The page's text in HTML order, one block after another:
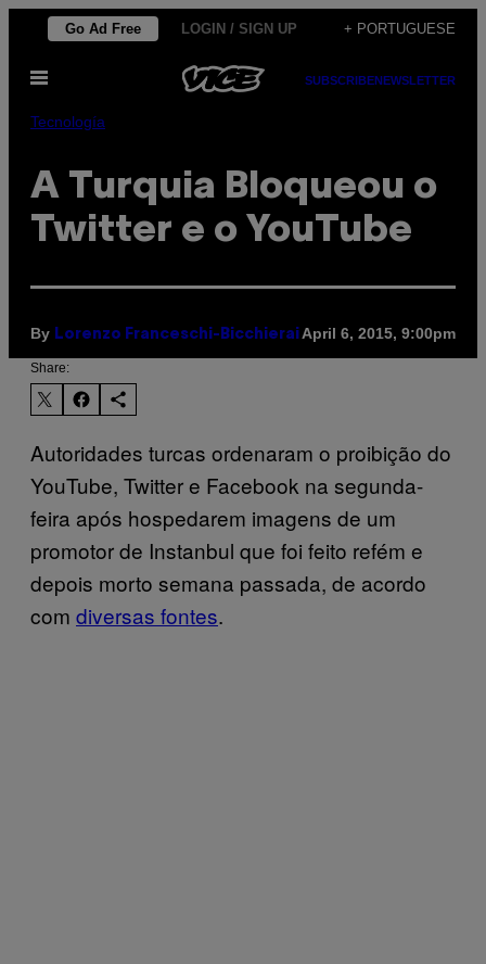
Skip
content
Go Ad Free LOGIN / SIGN UP + PORTUGUESE
Open
SUBSCRIBENEWSLETTER
Tecnología
A Turquia Bloqueou o
Twitter e o YouTube
By Lorenzo Franceschi-BicchieraiApril 6, 2015, 9:00pm
Share:
Autoridades turcas ordenaram o proibição do
YouTube, Twitter e Facebook na segunda-
feira após hospedarem imagens de um
promotor de Instanbul que foi feito refém e
depois morto semana passada, de acordo
com diversas fontes.